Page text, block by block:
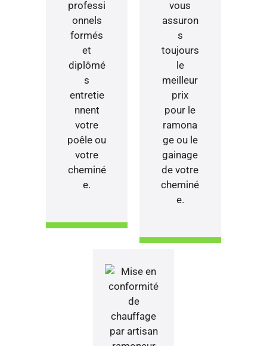
professi
onnels
formés
et
diplômé
s
entretie
nnent
votre
poêle ou
votre
cheminé
e.
vous
assuron
s
toujours
le
meilleur
prix
pour le
ramona
ge ou le
gainage
de votre
cheminé
e.